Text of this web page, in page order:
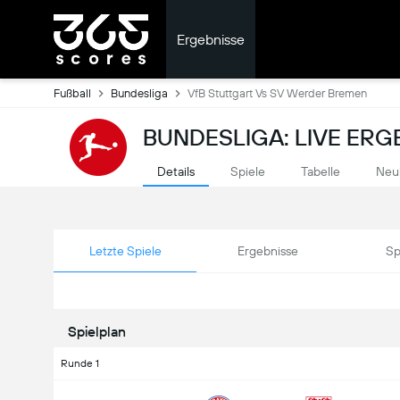
Ergebnisse
Fußball Bundesliga VfB Stuttgart Vs SV Werder Bremen
BUNDESLIGA: LIVE
Details Spiele Tabelle
Letzte Spiele Ergebnisse
Spielplan
Runde 1